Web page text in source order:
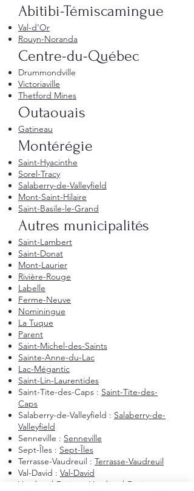
Abitibi-Témiscamingue
Val-d'Or
Rouyn-Noranda
Centre-du-Québec
Drummondville
Victoriaville
Thetford Mines
Outaouais
Gatineau
Montérégie
Saint-Hyacinthe
Sorel-Tracy
Salaberry-de-Valleyfield
Mont-Saint-Hilaire
Saint-Basile-le-Grand
Autres municipalités
Saint-Lambert
Saint-Donat
Mont-Laurier
Rivière-Rouge
Labelle
Ferme-Neuve
Nominingue
La Tuque
Parent
Saint-Michel-des-Saints
Sainte-Anne-du-Lac
Lac-Mégantic
Saint-Lin-Laurentides
Saint-Tite-des-Caps : Saint-Tite-des-
Caps
Salaberry-de-Valleyfield : Salaberry-de-
Valleyfield
Senneville : Senneville
Sept-Îles : Sept-Îles
Terrasse-Vaudreuil : Terrasse-Vaudreuil
Val-David : Val-David
Vaudreuil-Dorion : Vaudreuil-Dorion